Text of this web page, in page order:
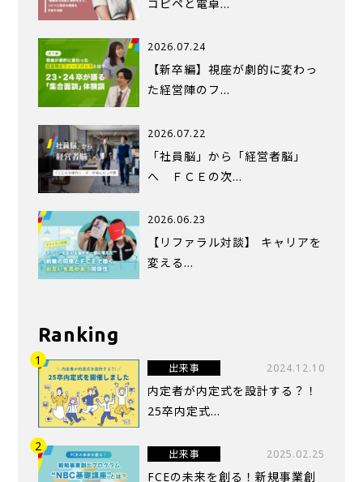
コピペと電卓…
2026.07.24
【新卒編】視座が劇的に変わっ
た経営陣のフ…
2026.07.22
「社員脳」から「経営者脳」
へ ＦＣＥの次…
2026.06.23
【リファラル対談】 キャリアを
変える…
Ranking
出来事 2024.12.10
内定者が内定式を設計する？！
25卒内定式...
出来事 2025.02.25
FCEの未来を創る！新規事業創